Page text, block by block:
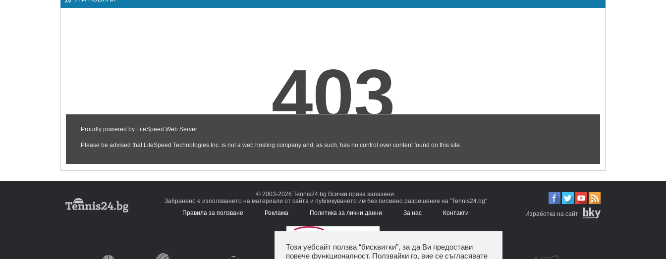
© 2003-2026 Tennis24.bg Всички права запазени.
Забранено е използването на материали от сайта и публикуването им без писмено разрешение на "Tennis24.bg"
Правила за ползване
Реклама Политика за лични данни За нас Контакти Изработка на сайт
Този уебсайт ползва “бисквитки”, за да Ви предостави
повече функционалност. Ползвайки го, вие се съгласявате